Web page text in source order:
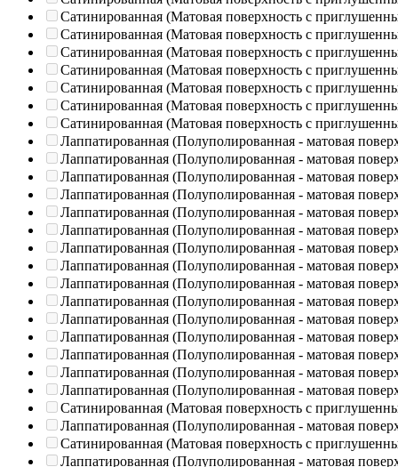
Сатинированная (Матовая поверхность с
Сатинированная (Матовая поверхность с
Сатинированная (Матовая поверхность с
Сатинированная (Матовая поверхность с
Сатинированная (Матовая поверхность с
Сатинированная (Матовая поверхность с
Сатинированная (Матовая поверхность с
Лаппатированная (Полуполированная - матовая
Лаппатированная (Полуполированная - матовая
Лаппатированная (Полуполированная - матовая
Лаппатированная (Полуполированная - матовая
Лаппатированная (Полуполированная - матовая
Лаппатированная (Полуполированная - матовая
Лаппатированная (Полуполированная - матовая
Лаппатированная (Полуполированная - матовая
Лаппатированная (Полуполированная - матовая
Лаппатированная (Полуполированная - матовая
Лаппатированная (Полуполированная - матовая
Лаппатированная (Полуполированная - матовая
Лаппатированная (Полуполированная - матовая
Лаппатированная (Полуполированная - матовая
Лаппатированная (Полуполированная - матовая
Сатинированная (Матовая поверхность с
Лаппатированная (Полуполированная - матовая
Сатинированная (Матовая поверхность с
Лаппатированная (Полуполированная - матовая